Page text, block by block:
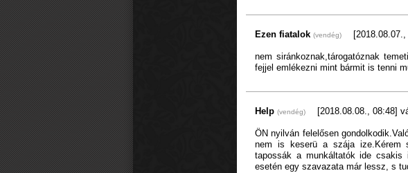
Ezen fiatalok (vendég) [2018.08.07.,
nem siránkoznak,tárogatóznak
fejjel emlékezni mint bármit is tenni
Help (vendég) [2018.08.08., 08:48]
ÖN nyilván felelősen
nem is keserü a szája ize.Kérem
tapossák a munkáltatók ide csakis
esetén egy szavazata már lessz, s